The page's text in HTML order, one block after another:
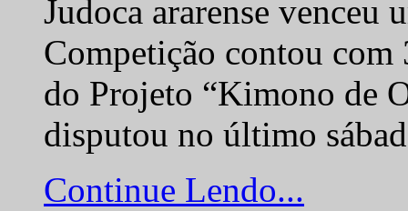
Judoca ararense venceu
Competição contou com
do Projeto “Kimono de
disputou no último
Continue Lendo...